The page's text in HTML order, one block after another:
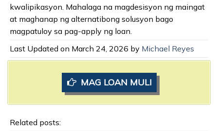
kwalipikasyon. Mahalaga na magdesisyon ng maingat
at maghanap ng alternatibong solusyon bago
magpatuloy sa pag-apply ng loan.
Last Updated on March 24, 2026 by Michael Reyes
MAG LOAN MULI
Related posts: